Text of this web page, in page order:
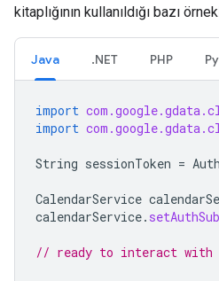
kitaplığının kullanıldığı bazı
Java .NET PHP
import
import
String sessionToken =
CalendarService
calendarService.
// ready to interact with